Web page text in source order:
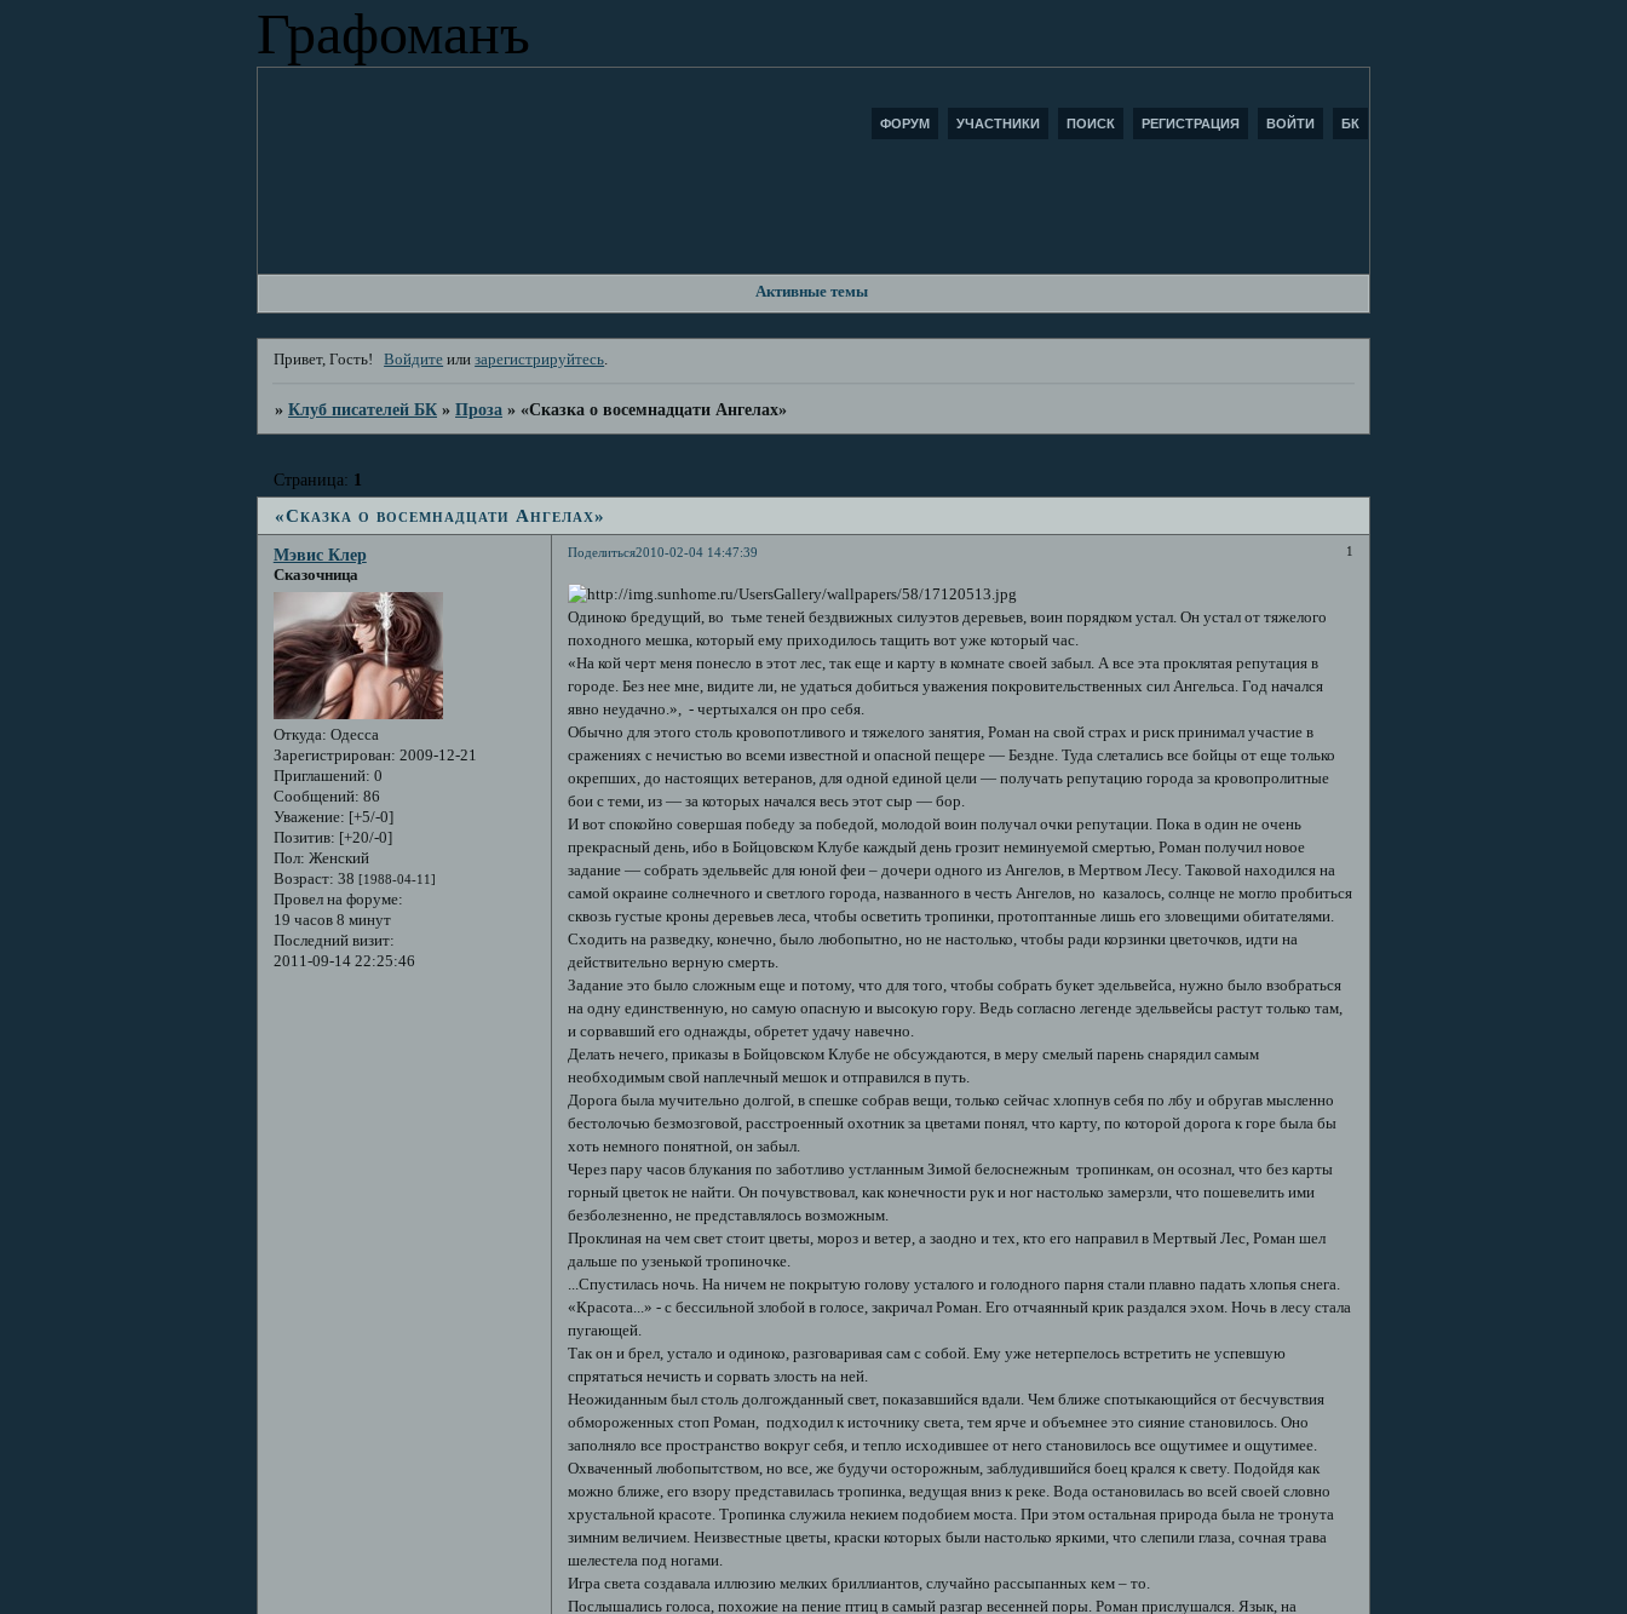
Графоманъ
ФОРУМ УЧАСТНИКИ ПОИСК РЕГИСТРАЦИЯ ВОЙТИ БК
Активные темы
Привет, Гость! Войдите илизарегистрируйтесь.
»Клуб писателей БК »Проза »«Сказка о восемнадцати Ангелах»
«Сказка о восемнадцати Ангелах»
Страница: 1
Поделиться 1
2010-02-04 14:47:39
Мэвис Клер
Сказочница
Откуда: Одесса
Зарегистрирован: 2009-12-21
Приглашений: 0
Сообщений: 86
Уважение: [+5/-0]
Позитив: [+20/-0]
Пол: Женский
Возраст: 38 [1988-04-11]
Провел на форуме:
19 часов 8 минут
Последний визит:
2011-09-14 22:25:46
Одиноко бредущий, во тьме теней бездвижных силуэтов деревьев, воин порядком устал. Он устал от тяжелого
походного мешка, который ему приходилось тащить вот уже который час.
«На кой черт меня понесло в этот лес, так еще и карту в комнате своей забыл. А все эта проклятая репутация в
городе. Без нее мне, видите ли, не удаться добиться уважения покровительственных сил Ангельса. Год начался
явно неудачно.», - чертыхался он про себя.
Обычно для этого столь кровопотливого и тяжелого занятия, Роман на свой страх и риск принимал участие в
сражениях с нечистью во всеми известной и опасной пещере — Бездне. Туда слетались все бойцы от еще только
окрепших, до настоящих ветеранов, для одной единой цели — получать репутацию города за кровопролитные
бои с теми, из — за которых начался весь этот сыр — бор.
И вот спокойно совершая победу за победой, молодой воин получал очки репутации. Пока в один не очень
прекрасный день, ибо в Бойцовском Клубе каждый день грозит неминуемой смертью, Роман получил новое
задание — собрать эдельвейс для юной феи – дочери одного из Ангелов, в Мертвом Лесу. Таковой находился на
самой окраине солнечного и светлого города, названного в честь Ангелов, но казалось, солнце не могло пробиться
сквозь густые кроны деревьев леса, чтобы осветить тропинки, протоптанные лишь его зловещими обитателями.
Сходить на разведку, конечно, было любопытно, но не настолько, чтобы ради корзинки цветочков, идти на
действительно верную смерть.
Задание это было сложным еще и потому, что для того, чтобы собрать букет эдельвейса, нужно было взобраться
на одну единственную, но самую опасную и высокую гору. Ведь согласно легенде эдельвейсы растут только там,
и сорвавший его однажды, обретет удачу навечно.
Делать нечего, приказы в Бойцовском Клубе не обсуждаются, в меру смелый парень снарядил самым
необходимым свой наплечный мешок и отправился в путь.
Дорога была мучительно долгой, в спешке собрав вещи, только сейчас хлопнув себя по лбу и обругав мысленно
бестолочью безмозговой, расстроенный охотник за цветами понял, что карту, по которой дорога к горе была бы
хоть немного понятной, он забыл.
Через пару часов блукания по заботливо устланным Зимой белоснежным тропинкам, он осознал, что без карты
горный цветок не найти. Он почувствовал, как конечности рук и ног настолько замерзли, что пошевелить ими
безболезненно, не представлялось возможным.
Проклиная на чем свет стоит цветы, мороз и ветер, а заодно и тех, кто его направил в Мертвый Лес, Роман шел
дальше по узенькой тропиночке.
...Спустилась ночь. На ничем не покрытую голову усталого и голодного парня стали плавно падать хлопья снега.
«Красота...» - с бессильной злобой в голосе, закричал Роман. Его отчаянный крик раздался эхом. Ночь в лесу стала
пугающей.
Так он и брел, устало и одиноко, разговаривая сам с собой. Ему уже нетерпелось встретить не успевшую
спрятаться нечисть и сорвать злость на ней.
Неожиданным был столь долгожданный свет, показавшийся вдали. Чем ближе спотыкающийся от бесчувствия
обмороженных стоп Роман, подходил к источнику света, тем ярче и объемнее это сияние становилось. Оно
заполняло все пространство вокруг себя, и тепло исходившее от него становилось все ощутимее и ощутимее.
Охваченный любопытством, но все, же будучи осторожным, заблудившийся боец крался к свету. Подойдя как
можно ближе, его взору представилась тропинка, ведущая вниз к реке. Вода остановилась во всей своей словно
хрустальной красоте. Тропинка служила некием подобием моста. При этом остальная природа была не тронута
зимним величием. Неизвестные цветы, краски которых были настолько яркими, что слепили глаза, сочная трава
шелестела под ногами.
Игра света создавала иллюзию мелких бриллиантов, случайно рассыпанных кем – то.
Послышались голоса, похожие на пение птиц в самый разгар весенней поры. Роман прислушался. Язык, на